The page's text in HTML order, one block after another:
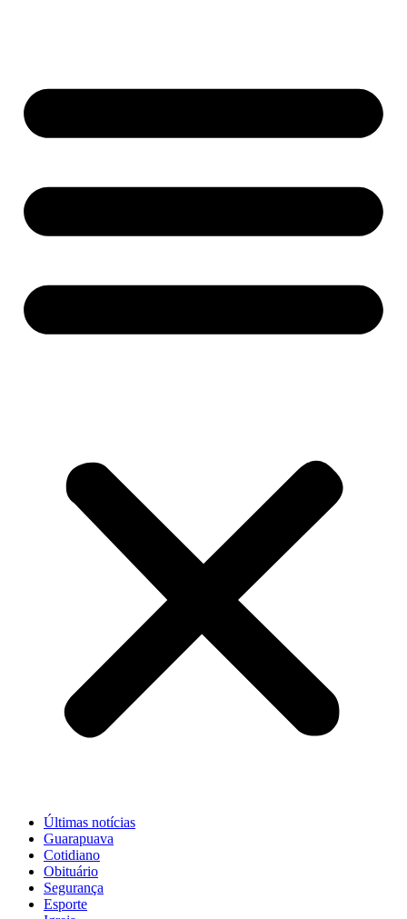
Últimas notícias
Guarapuava
Cotidiano
Obituário
Segurança
Esporte